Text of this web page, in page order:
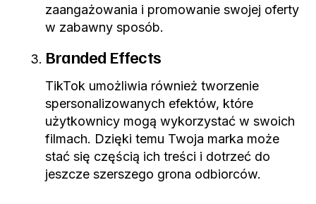
zaangażowania i promowanie swojej oferty
w zabawny sposób.
Branded Effects
TikTok umożliwia również tworzenie
spersonalizowanych efektów, które
użytkownicy mogą wykorzystać w swoich
filmach. Dzięki temu Twoja marka może
stać się częścią ich treści i dotrzeć do
jeszcze szerszego grona odbiorców.